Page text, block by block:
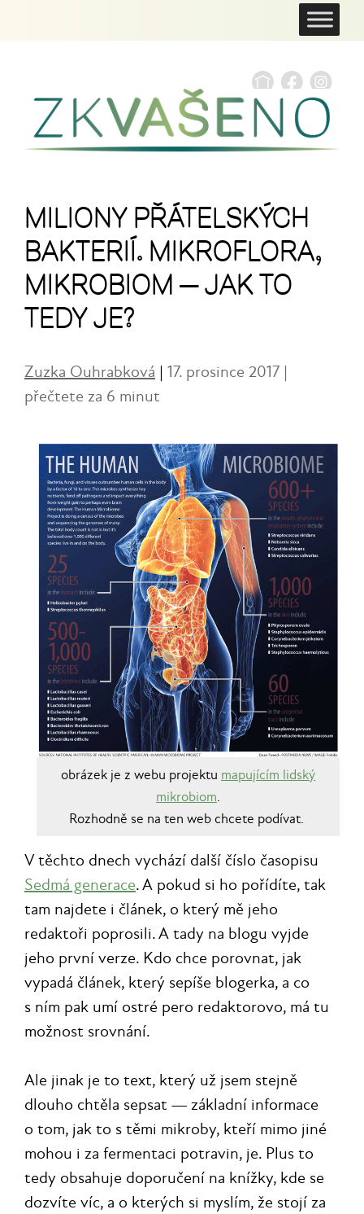
MILIONY PŘÁTELSKÝCH
BAKTERIÍ. MIKROFLORA,
MIKROBIOM — JAK TO
TEDY JE?
Zuzka Ouhrabková | 17. prosince 2017 |
přečtete za 6 minut
obrázek je z webu projektu mapujícím lidský
mikrobiom.
Rozhodně se na ten web chcete podívat.
V těchto dnech vychází další číslo časopisu
Sedmá generace. A pokud si ho pořídíte, tak
tam najdete i článek, o který mě jeho
redaktoři poprosili. A tady na blogu vyjde
jeho první verze. Kdo chce porovnat, jak
vypadá článek, který sepíše blogerka, a co
s ním pak umí ostré pero redaktorovo, má tu
možnost srovnání.
Ale jinak je to text, který už jsem stejně
dlouho chtěla sepsat — základní informace
o tom, jak to s těmi mikroby, kteří mimo jiné
mohou i za fermentaci potravin, je. Plus to
tedy obsahuje doporučení na knížky, kde se
dozvíte víc, a o kterých si myslím, že stojí za